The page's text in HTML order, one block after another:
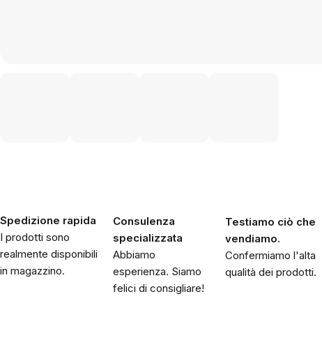
Spedizione rapida
I prodotti sono
realmente disponibili
in magazzino.
Consulenza
specializzata
Abbiamo
esperienza. Siamo
felici di consigliare!
Testiamo ciò che
vendiamo.
Confermiamo l'alta
qualità dei prodotti.